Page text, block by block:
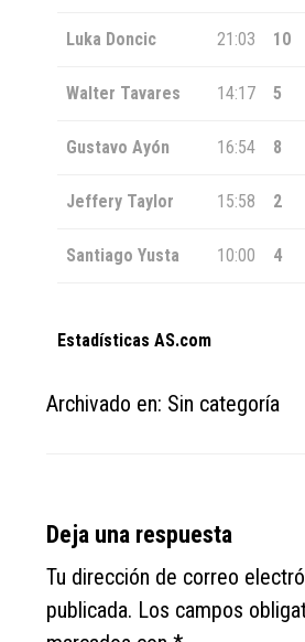
Luka Doncic 21:03 10
Walter Tavares 14:17 5
Gustavo Ayón 16:54 8
Jeffery Taylor 15:58 2
Santiago Yusta 10:00 4
Estadísticas AS.com
Archivado en: Sin categoría
Reader
Interactions
Deja una respuesta
Tu dirección de correo
publicada. Los campos